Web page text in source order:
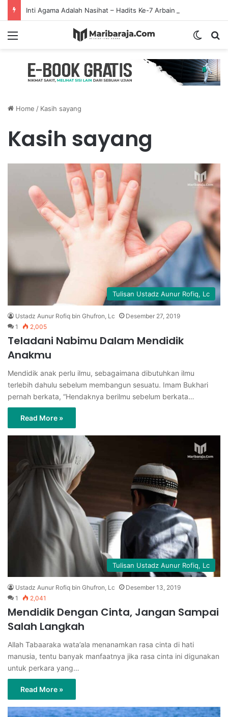
Inti Agama Adalah Nasihat – Hadits Ke-7 Arbain Nawawi
Home / Kasih sayang
Kasih sayang
Tulisan Ustadz Aunur Rofiq, Lc
Ustadz Aunur Rofiq bin Ghufron, Lc
Desember 27, 2019
1
2,005
Teladani Nabimu Dalam Mendidik
Anakmu
Mendidik anak perlu ilmu, sebagaimana dibutuhkan ilmu
terlebih dahulu sebelum membangun sesuatu. Imam Bukhari
pernah berkata, “Hendaknya berilmu sebelum berkata…
Read More »
Tulisan Ustadz Aunur Rofiq, Lc
Ustadz Aunur Rofiq bin Ghufron, Lc
Desember 13, 2019
1
2,041
Mendidik Dengan Cinta, Jangan Sampai
Salah Langkah
Allah Tabaaraka wata’ala menanamkan rasa cinta di hati
manusia, tentu banyak manfaatnya jika rasa cinta ini digunakan
untuk perkara yang…
Read More »